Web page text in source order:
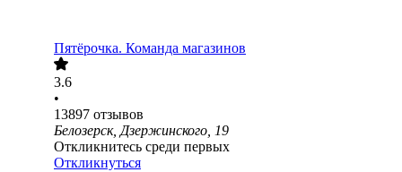
Пятёрочка. Команда магазинов
3.6
•
13897 отзывов
Белозерск, Дзержинского, 19
Откликнитесь среди первых
Откликнуться